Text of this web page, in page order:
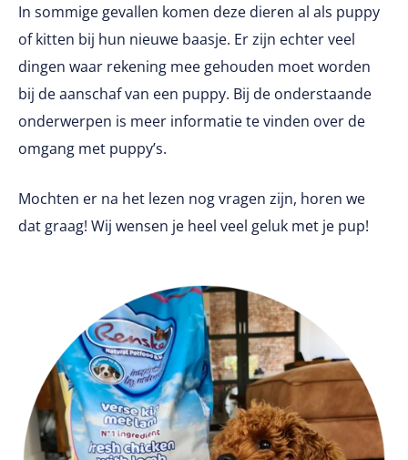
In sommige gevallen komen deze dieren al als puppy
of kitten bij hun nieuwe baasje. Er zijn echter veel
dingen waar rekening mee gehouden moet worden
bij de aanschaf van een puppy. Bij de onderstaande
onderwerpen is meer informatie te vinden over de
omgang met puppy’s.
Mochten er na het lezen nog vragen zijn, horen we
dat graag! Wij wensen je heel veel geluk met je pup!